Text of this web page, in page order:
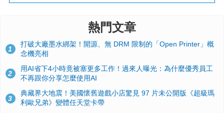
熱門文章
1
打破大廠墨水綁架！開源、無 DRM 限制的「Open Printer」概
念機亮相
2
用AI省下4小時竟被塞更多工作！過來人曝光：為什麼優秀員工
不再跟你分享怎麼使用AI
3
典藏界大地震！美國懷舊遊戲小店驚見 97 片未公開版《超級瑪
利歐兄弟》變體任天堂卡帶